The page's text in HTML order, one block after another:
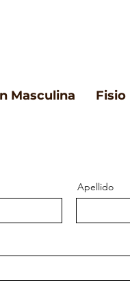
Masculina Fisio
Apellido